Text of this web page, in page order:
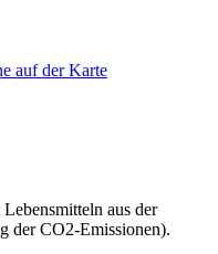
auf der Karte